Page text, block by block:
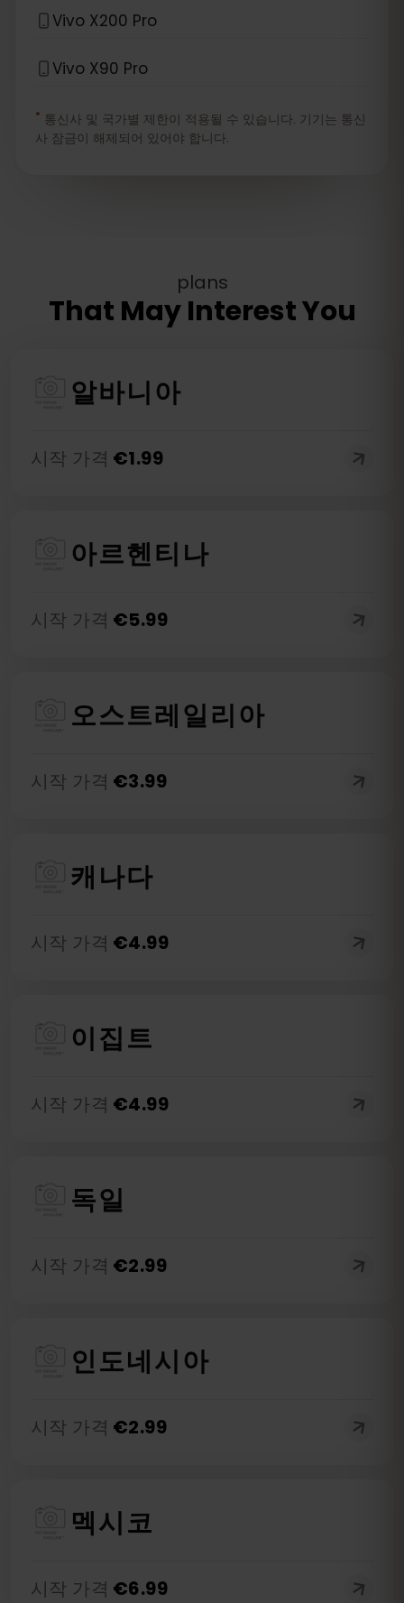
Vivo X200 Pro
Vivo X90 Pro
* 통신사 및 국가별 제한이 적용될 수 있습니다. 기기는 통신
사 잠금이 해제되어 있어야 합니다.
plans
That May Interest You
알바니아
시작 가격 €1.99
아르헨티나
시작 가격 €5.99
오스트레일리아
시작 가격 €3.99
캐나다
시작 가격 €4.99
이집트
시작 가격 €4.99
독일
시작 가격 €2.99
인도네시아
시작 가격 €2.99
멕시코
시작 가격 €6.99